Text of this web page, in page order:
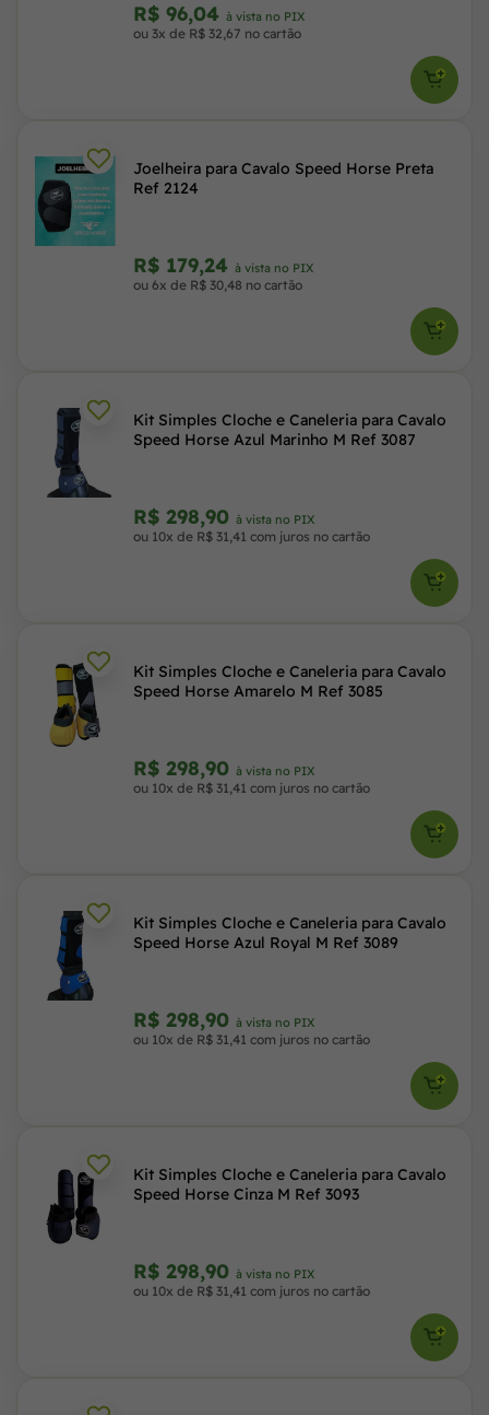
R$ 96,04 à vista no PIX
ou 3x de R$ 32,67 no cartão
Joelheira para Cavalo Speed Horse Preta
Ref 2124
R$ 179,24 à vista no PIX
ou 6x de R$ 30,48 no cartão
Kit Simples Cloche e Caneleria para Cavalo
Speed Horse Azul Marinho M Ref 3087
R$ 298,90 à vista no PIX
ou 10x de R$ 31,41 com juros no cartão
Kit Simples Cloche e Caneleria para Cavalo
Speed Horse Amarelo M Ref 3085
R$ 298,90 à vista no PIX
ou 10x de R$ 31,41 com juros no cartão
Kit Simples Cloche e Caneleria para Cavalo
Speed Horse Azul Royal M Ref 3089
R$ 298,90 à vista no PIX
ou 10x de R$ 31,41 com juros no cartão
Kit Simples Cloche e Caneleria para Cavalo
Speed Horse Cinza M Ref 3093
R$ 298,90 à vista no PIX
ou 10x de R$ 31,41 com juros no cartão